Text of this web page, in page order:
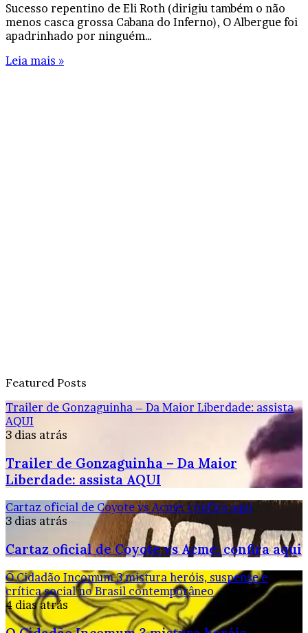
Sucesso repentino de Eli Roth (dirigiu também o não
menos casca grossa Cabana do Inferno), O Albergue foi
apadrinhado por ninguém…
Leia mais »
Featured Posts
Trailer de Gonzaguinha – Da Maior Liberdade: assista
AQUI
3 dias atrás
Trailer de Gonzaguinha – Da Maior
Liberdade: assista AQUI
Cartaz oficial de Coyote vs Acme: confira aqui
3 dias atrás
Cartaz oficial de Coyote vs Acme: confira aqui
O Cidadão Incomum 3 mistura heróis, suspense e
crítica social no Brasil contemporâneo
4 dias atrás